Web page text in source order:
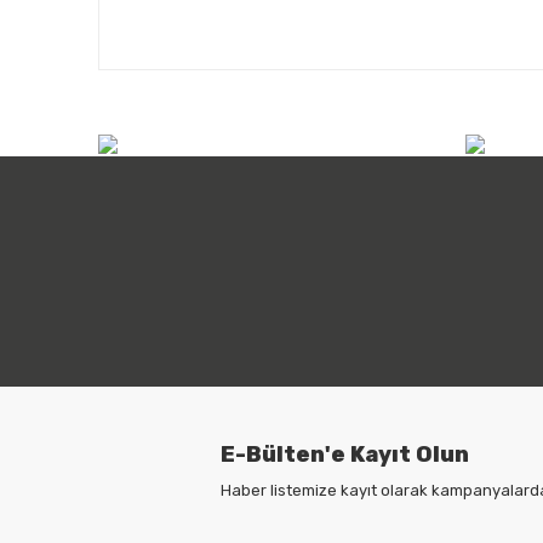
E-Bülten'e Kayıt Olun
Haber listemize kayıt olarak